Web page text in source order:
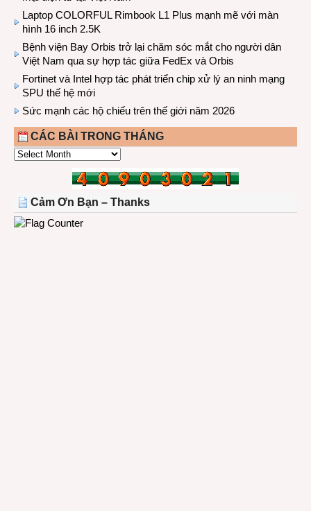
Laptop COLORFUL Rimbook L1 Plus mạnh mẽ với màn
hình 16 inch 2.5K
Bệnh viện Bay Orbis trở lại chăm sóc mắt cho người dân
Việt Nam qua sự hợp tác giữa FedEx và Orbis
Fortinet và Intel hợp tác phát triển chip xử lý an ninh mạng
SPU thế hệ mới
Sức mạnh các hộ chiếu trên thế giới năm 2026
CÁC BÀI TRONG THÁNG
CÁC
THÁNG
Cảm Ơn Bạn – Thanks